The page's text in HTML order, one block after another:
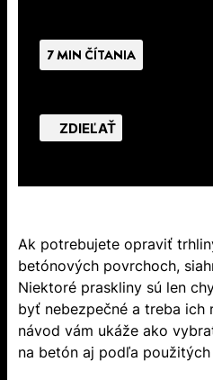
7 MIN ČÍTANIA
ZDIEĽAŤ
Ak potrebujete opraviť
betónových povrchoch,
Niektoré praskliny sú len
byť nebezpečné a treba ich
návod vám ukáže ako
na betón aj podľa použitých